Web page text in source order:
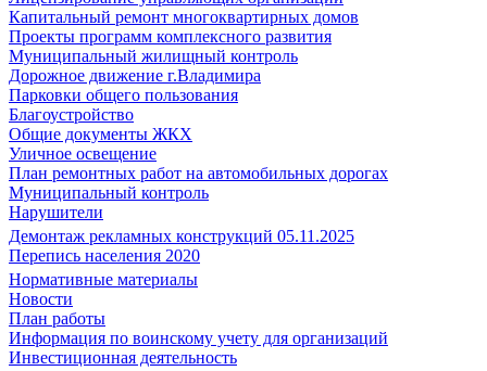
Капитальный ремонт многоквартирных домов
Проекты программ комплексного развития
Муниципальный жилищный контроль
Дорожное движение г.Владимира
Парковки общего пользования
Благоустройство
Общие документы ЖКХ
Уличное освещение
План ремонтных работ на автомобильных дорогах
Муниципальный контроль
Нарушители
Демонтаж рекламных конструкций 05.11.2025
Перепись населения 2020
Нормативные материалы
Новости
План работы
Информация по воинскому учету для организаций
Инвестиционная деятельность